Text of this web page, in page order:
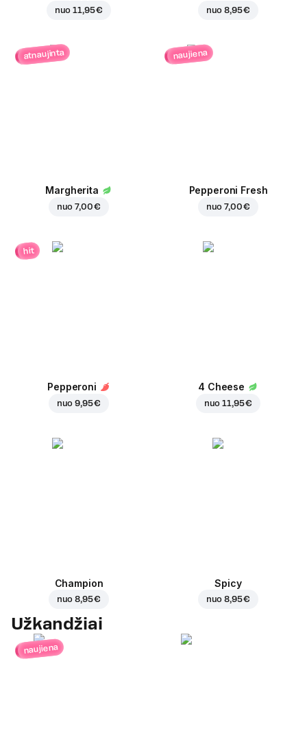
nuo11,95 € nuo8,95 €
atnaujinta
Margherita
nuo7,00 €
naujiena
Pepperoni Fresh
nuo7,00 €
hit
Pepperoni
nuo9,95 €
4 Cheese
nuo11,95 €
Champion
nuo8,95 €
Spicy
nuo8,95 €
Užkandžiai
naujiena